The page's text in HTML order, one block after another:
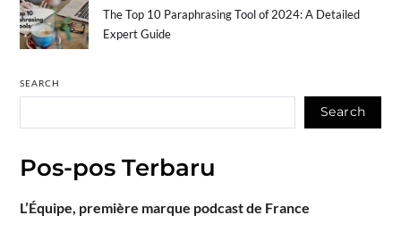
The Top 10 Paraphrasing Tool of 2024: A Detailed
Expert Guide
SEARCH
Search
Pos-pos Terbaru
L’Équipe, première marque podcast de France